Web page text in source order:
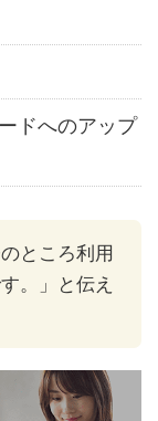
ドへのアップ
ところ利用
。」と伝え